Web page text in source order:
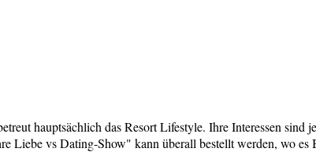
hauptsächlich das Resort Lifestyle. Ihre Interessen
Liebe vs Dating-Show" kann überall bestellt werden, wo es